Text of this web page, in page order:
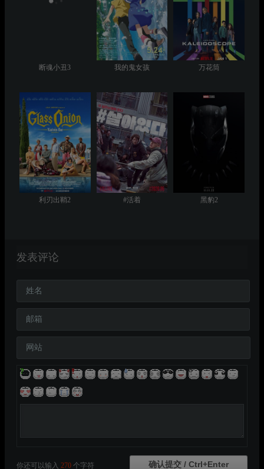
断魂小丑3 我的鬼女孩 万花筒
利刃出鞘2 #活着 黑豹2
发表评论
姓名
邮箱
网站
你还可以输入 270 个字符